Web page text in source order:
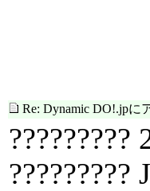
Re: Dynamic DO!.jpに
?????????